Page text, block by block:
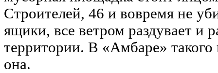
Строителей, 46 и вовремя не
ящики, все ветром раздувает и
территории. В «Амбаре»
она.